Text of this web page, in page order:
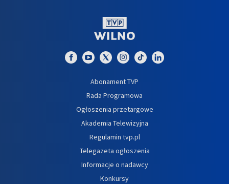
Abonament TVP
Rada Programowa
Ogłoszenia przetargowe
Akademia Telewizyjna
Regulamin tvp.pl
Telegazeta ogłoszenia
Informacje o nadawcy
Konkursy